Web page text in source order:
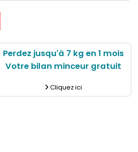
Perdez jusqu'à 7 kg en 1 mois
Votre bilan minceur gratuit
Cliquez ici